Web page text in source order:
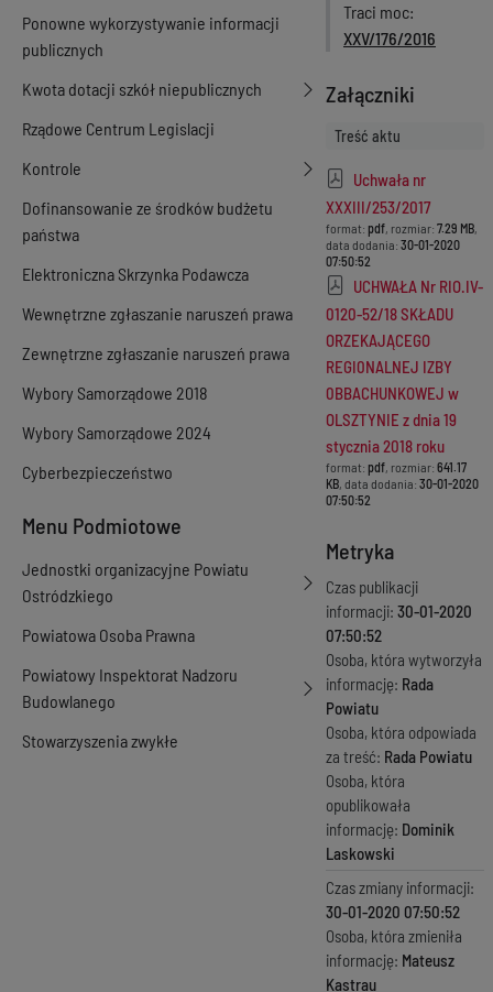
Ponowne wykorzystywanie informacji
publicznych
Kwota dotacji szkół niepublicznych
Rządowe Centrum Legislacji
Kontrole
Dofinansowanie ze środków budżetu
państwa
Elektroniczna Skrzynka Podawcza
Wewnętrzne zgłaszanie naruszeń prawa
Zewnętrzne zgłaszanie naruszeń prawa
Wybory Samorządowe 2018
Wybory Samorządowe 2024
Cyberbezpieczeństwo
Menu Podmiotowe
Jednostki organizacyjne Powiatu
Ostródzkiego
Powiatowa Osoba Prawna
Powiatowy Inspektorat Nadzoru
Budowlanego
Stowarzyszenia zwykłe
Traci moc
XXV/176/2016
Załączniki
Treść aktu
Uchwała nr
XXXIII/253/2017
format: pdf, rozmiar: 7.29 MB,
data dodania: 30-01-2020
07:50:52
UCHWAŁA Nr RIO.IV-
0120-52/18 SKŁADU
ORZEKAJĄCEGO
REGI0NALNEJ IZBY
0BBACHUNKOWEJ w
OLSZTYNIE z dnia 19
stycznia 2018 roku
format: pdf, rozmiar: 641.17
KB, data dodania: 30-01-2020
07:50:52
Metryka
Czas publikacji
informacji: 30-01-2020
07:50:52
Osoba, która wytworzyła
informację: Rada
Powiatu
Osoba, która odpowiada
za treść: Rada Powiatu
Osoba, która
opublikowała
informację: Dominik
Laskowski
Czas zmiany informacji:
30-01-2020 07:50:52
Osoba, która zmieniła
informację: Mateusz
Kastrau